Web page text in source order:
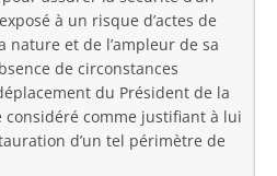
à un risque d’actes de
nature et de l’ampleur de sa
de circonstances
du Président de la
comme justifiant à lui
d’un tel périmètre de